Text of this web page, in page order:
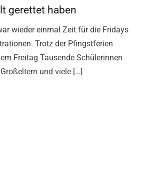
gerettet haben
wieder einmal Zeit für die Fridays
Trotz der Pfingstferien
Freitag Tausende Schülerinnen
und viele […]